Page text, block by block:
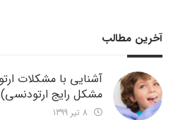
آخرین مطالب
مشکل رایج ارتودنسی)